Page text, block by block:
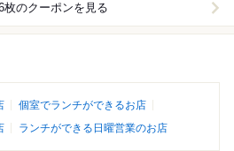
枚のクーポンを見る
個室でランチができるお店
ランチができる日曜営業のお店